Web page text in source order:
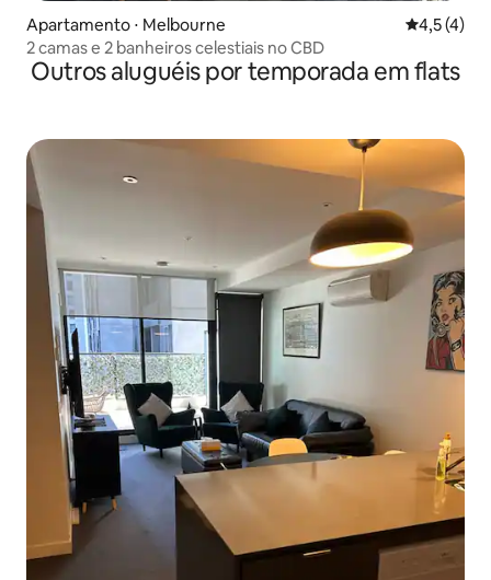
Apartamento ⋅ Melbourne 4,5 de
4,5 (4)
2 camas e 2 banheiros celestiais no CBD
Outros aluguéis por temporada em flats